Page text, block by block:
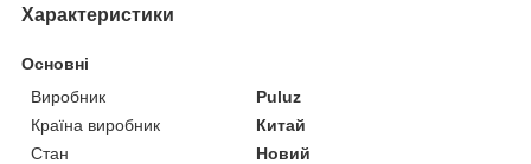
Характеристики
Основні
Виробник
Puluz
Країна виробник
Китай
Стан
Новий